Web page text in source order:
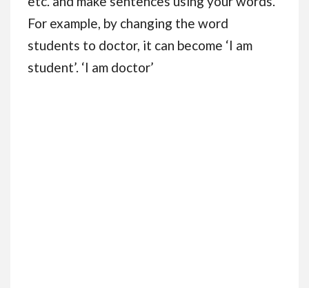
For example, by changing the word
students to doctor, it can become ‘I am
student’. ‘I am doctor’